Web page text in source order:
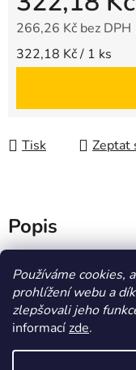
Používáme cookies,
prohlížení webu a
zlepšovali jeho
informacízde.
266,26 Kč bez DPH
Měrná cena:
322,18 Kč / 1 ks
Tisk Zeptat
Popis
Diskuze
HOMOLA-